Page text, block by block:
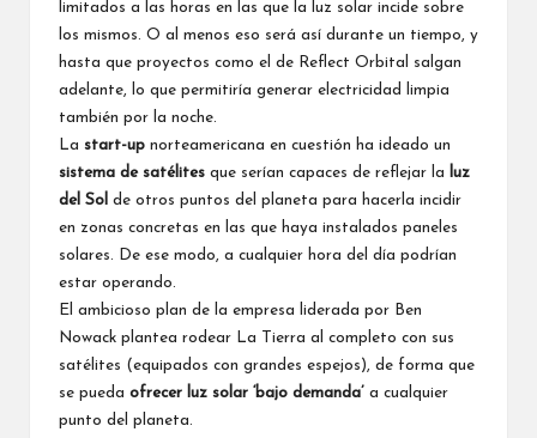
limitados a las horas en las que la luz solar incide sobre
los mismos. O al menos eso será así durante un tiempo, y
hasta que proyectos como el de Reflect Orbital salgan
adelante, lo que permitiría generar electricidad limpia
también por la noche.
La start-up norteamericana en cuestión ha ideado un
sistema de satélites que serían capaces de reflejar la luz
del Sol de otros puntos del planeta para hacerla incidir
en zonas concretas en las que haya instalados paneles
solares. De ese modo, a cualquier hora del día podrían
estar operando.
El ambicioso plan de la empresa liderada por Ben
Nowack plantea rodear La Tierra al completo con sus
satélites (equipados con grandes espejos), de forma que
se pueda ofrecer luz solar ‘bajo demanda’ a cualquier
punto del planeta.